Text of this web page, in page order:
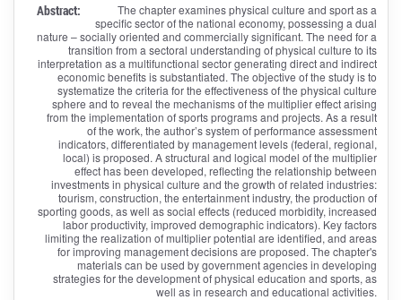
Abstract:
The chapter examines physical culture and sport as a
specific sector of the national economy, possessing a dual
nature – socially oriented and commercially significant. The need for a
transition from a sectoral understanding of physical culture to its
interpretation as a multifunctional sector generating direct and indirect
economic benefits is substantiated. The objective of the study is to
systematize the criteria for the effectiveness of the physical culture
sphere and to reveal the mechanisms of the multiplier effect arising
from the implementation of sports programs and projects. As a result
of the work, the author’s system of performance assessment
indicators, differentiated by management levels (federal, regional,
local) is proposed. A structural and logical model of the multiplier
effect has been developed, reflecting the relationship between
investments in physical culture and the growth of related industries:
tourism, construction, the entertainment industry, the production of
sporting goods, as well as social effects (reduced morbidity, increased
labor productivity, improved demographic indicators). Key factors
limiting the realization of multiplier potential are identified, and areas
for improving management decisions are proposed. The chapter's
materials can be used by government agencies in developing
strategies for the development of physical education and sports, as
well as in research and educational activities.